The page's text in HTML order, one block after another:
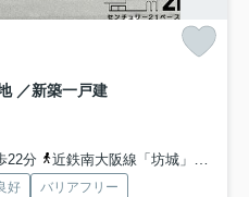
／新築一戸建
22分
近鉄南大阪線「坊城」駅 徒歩25分
好
バリアフリー